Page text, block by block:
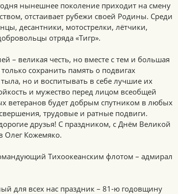
нынешнее поколение приходит на смену
отстаивает рубежи своей Родины. Среди
десантники, мотострелки, лётчики,
отряда «Тигр».
– великая честь, но вместе с тем и большая
сохранить память о подвигах
но и воспитывать в себе лучшие их
и мужество перед лицом всеобщей
ветеранов будет добрым спутником в любых
трудовые и ратные подвиги.
друзья! С праздником, с Днём Великой
Олег Кожемяко.
Тихоокеанским флотом – адмирал
для всех нас праздник – 81-ю годовщину